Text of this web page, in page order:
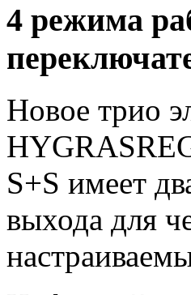
4 режима
Новое трио
S+S имеет
выхода для